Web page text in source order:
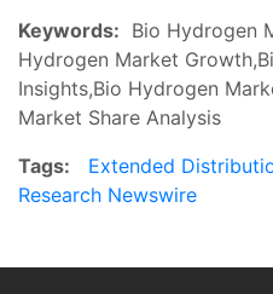
Keywords: Bio Hydrogen
Hydrogen Market
Insights,Bio Hydrogen
Market Share Analysis
Tags:
Extended
Research Newswire